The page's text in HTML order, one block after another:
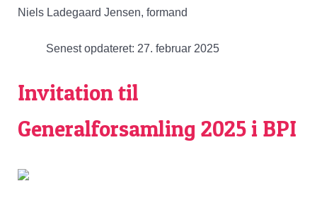
Niels Ladegaard Jensen, formand
Senest opdateret: 27. februar 2025
Invitation til
Generalforsamling 2025 i BPI